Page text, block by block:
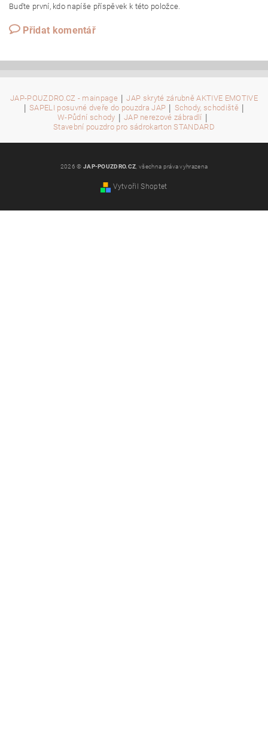
Buďte první, kdo napíše příspěvek k této položce.
Přidat komentář
JAP-POUZDRO.CZ - mainpage | JAP skryté zárubně AKTIVE EMOTIVE
| SAPELI posuvné dveře do pouzdra JAP | Schody, schodiště |
W-Půdní schody | JAP nerezové zábradlí |
Stavební pouzdro pro sádrokarton STANDARD
2026 © JAP-POUZDRO.CZ , všechna práva vyhrazena
Vytvořil Shoptet